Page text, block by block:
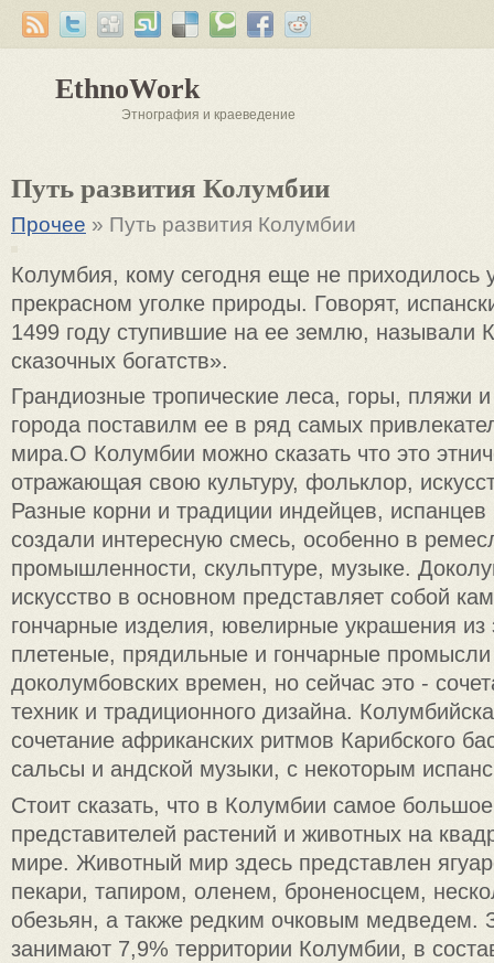
EthnoWork
Этнография и краеведение
Путь развития Колумбии
Прочее » Путь развития Колумбии
Колумбия, кому сегодня еще не приходилось
прекрасном уголке природы. Говорят,
1499 году ступившие на ее землю, называли
сказочных богатств».
Грандиозные тропические леса, горы, пляжи
города поставилм ее в ряд самых
мира.О Колумбии можно сказать что это
отражающая свою культуру, фольклор,
Разные корни и традиции индейцев,
создали интересную смесь, особенно в
промышленности, скульптуре, музыке.
искусство в основном представляет собой
гончарные изделия, ювелирные украшения из
плетеные, прядильные и гончарные промысли
доколумбовских времен, но сейчас это -
техник и традиционного дизайна.
сочетание африканских ритмов Карибского
сальсы и андской музыки, с некоторым
Стоит сказать, что в Колумбии самое
представителей растений и животных на
мире. Животный мир здесь представлен
пекари, тапиром, оленем, броненосцем,
обезьян, а также редким очковым медведем.
занимают 7,9% территории Колумбии, в